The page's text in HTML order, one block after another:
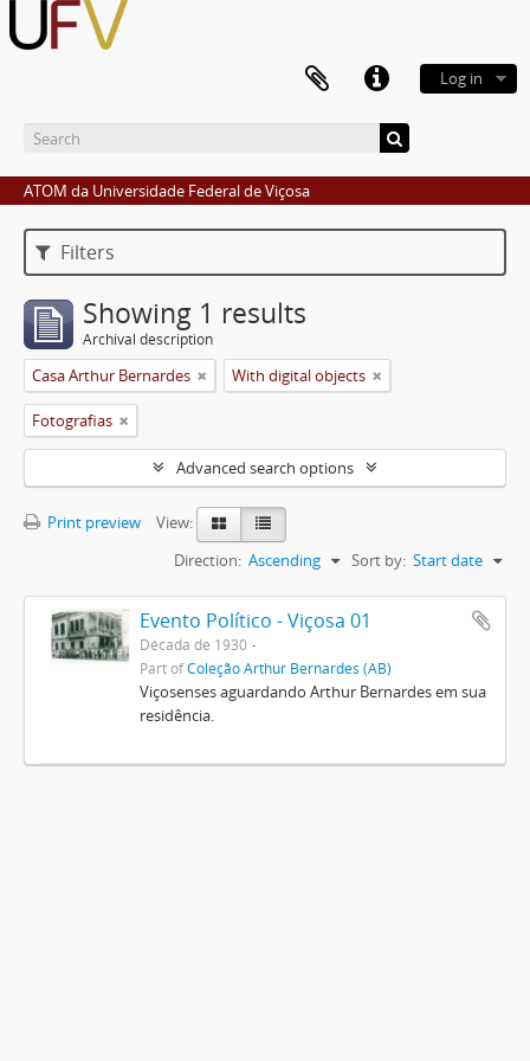
Log in
ATOM da Universidade Federal de Viçosa
Filters
Showing 1 results
Archival description
Casa Arthur Bernardes With digital objects
Fotografias
Advanced search options
Print preview
View:
Sort by: Start date
Direction: Ascending
Evento Político - Viçosa 01
Década de 1930
Part ofColeção Arthur Bernardes (AB)
Viçosenses aguardando Arthur Bernardes em sua
residência.